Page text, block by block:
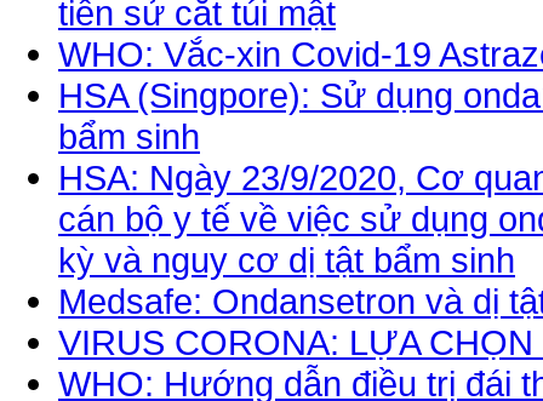
tiền sử cắt túi mật
WHO: Vắc-xin Covid-19
HSA (Singpore): Sử dụng
bẩm sinh
HSA: Ngày 23/9/2020, Cơ
cán bộ y tế về việc sử dụng
kỳ và nguy cơ dị tật bẩm sinh
Medsafe: Ondansetron và dị
VIRUS CORONA: LỰA
WHO: Hướng dẫn điều trị đái